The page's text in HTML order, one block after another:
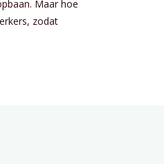
Maar hoe
zodat